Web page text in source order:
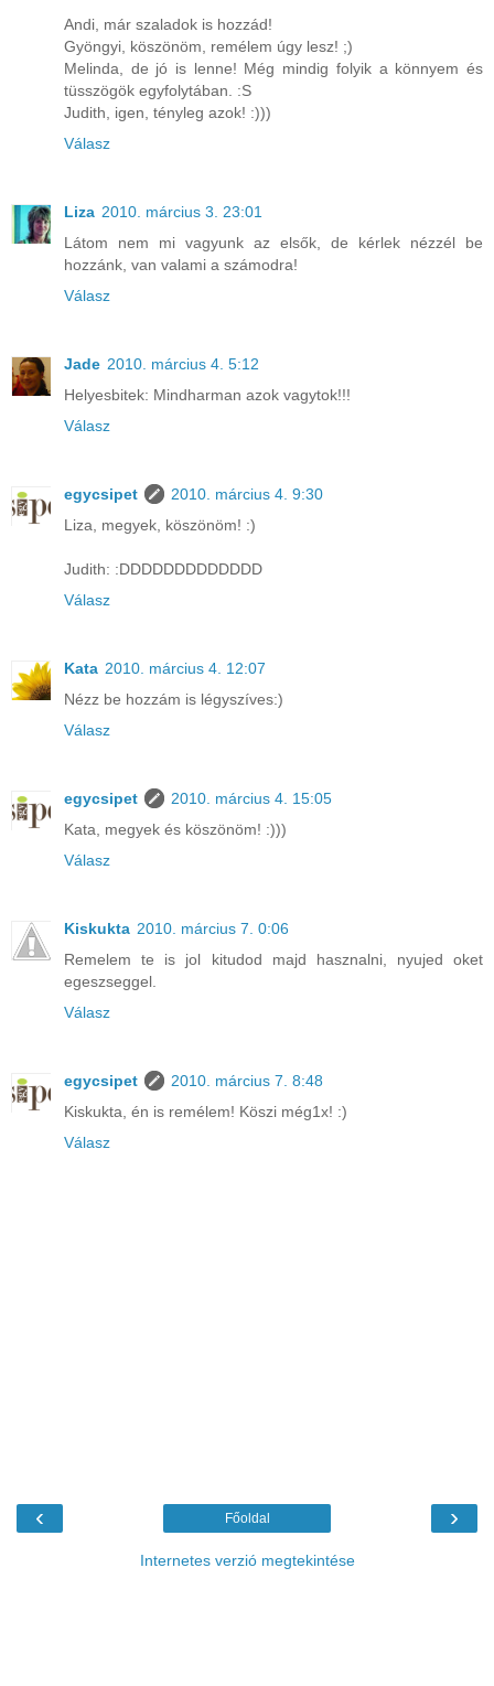
Andi, már szaladok is hozzád!
Gyöngyi, köszönöm, remélem úgy lesz! ;)
Melinda, de jó is lenne! Még mindig folyik a könnyem és
tüsszögök egyfolytában. :S
Judith, igen, tényleg azok! :)))
Válasz
Liza 2010. március 3. 23:01
Látom nem mi vagyunk az elsők, de kérlek nézzél be
hozzánk, van valami a számodra!
Válasz
Jade 2010. március 4. 5:12
Helyesbitek: Mindharman azok vagytok!!!
Válasz
egycsipet
2010. március 4. 9:30
Liza, megyek, köszönöm! :)
Judith: :DDDDDDDDDDDDD
Válasz
Kata 2010. március 4. 12:07
Nézz be hozzám is légyszíves:)
Válasz
egycsipet
2010. március 4. 15:05
Kata, megyek és köszönöm! :)))
Válasz
Kiskukta 2010. március 7. 0:06
Remelem te is jol kitudod majd hasznalni, nyujed oket
egeszseggel.
Válasz
egycsipet
2010. március 7. 8:48
Kiskukta, én is remélem! Köszi még1x! :)
Válasz
‹ ›
Főoldal
Internetes verzió megtekintése